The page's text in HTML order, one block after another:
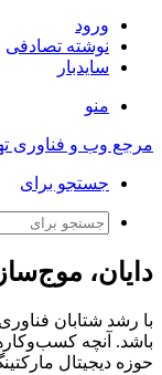
ورود
نوشته تصادفی
سایدبار
منو
مرجع وب و فناوری
جستجو برای
دایان،
با رشد شتابان
باشد. آنچه
حوزه دیجیتال